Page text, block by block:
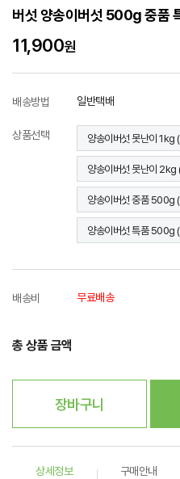
버섯 양송이버섯 500g 중품
11,900원
배송방법 일반택배
상품선택 양송이버섯 못난이 1kg
양송이버섯 못난이
양송이버섯 중품 500g
양송이버섯 특품 500g
배송비 무료배송
총 상품 금액
장바구니
상세정보 구매안내